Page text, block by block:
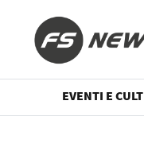
EVENTI E